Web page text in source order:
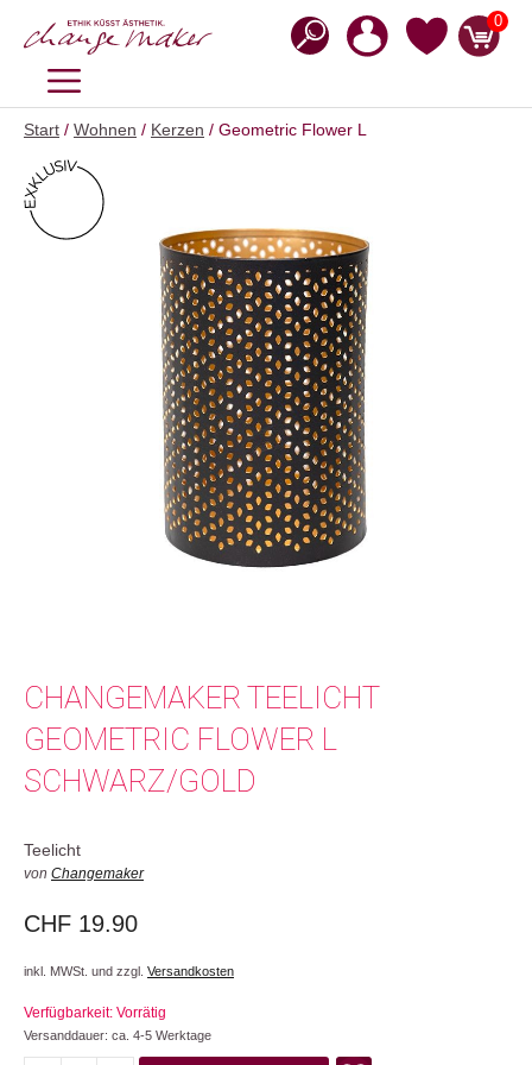
Inhalt
0
MENÜ
Start / Wohnen / Kerzen / Geometric Flower L
CHANGEMAKER TEELICHT
GEOMETRIC FLOWER L
SCHWARZ/GOLD
Teelicht
von Changemaker
CHF 19.90
inkl. MWSt. und zzgl. Versandkosten
Verfügbarkeit: Vorrätig
Versanddauer: ca. 4-5 Werktage